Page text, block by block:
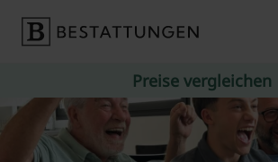
Preise vergleichen